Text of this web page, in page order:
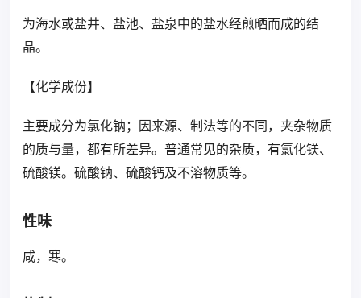
为海水或盐井、盐池、盐泉中的盐水经煎晒而成的结
晶。
【化学成份】
主要成分为氯化钠；因来源、制法等的不同，夹杂物质
的质与量，都有所差异。普通常见的杂质，有氯化镁、
硫酸镁。硫酸钠、硫酸钙及不溶物质等。
性味
咸，寒。